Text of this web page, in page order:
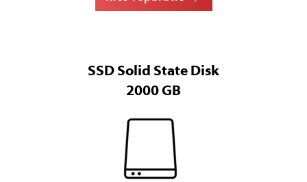
SSD Solid State Disk
2000 GB